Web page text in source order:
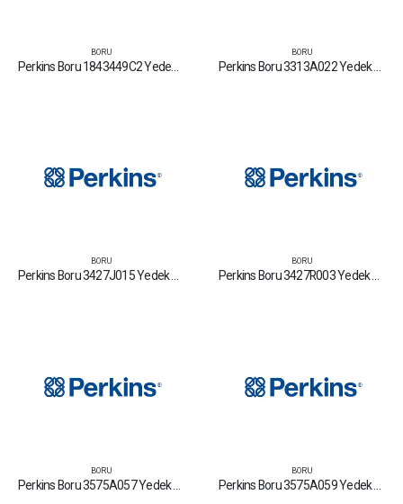
BORU BORU
BORU
Perkins Boru 3427J015 Yedek Parça Fiyat Tamir Bakım Satan Firmalar
BORU
Perkins Boru 3427R003 Yedek Parça Fiyat Tamir Bakım Satan Firmalar
BORU BORU